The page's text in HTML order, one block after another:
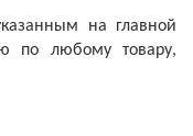
на главной
по любому товару,